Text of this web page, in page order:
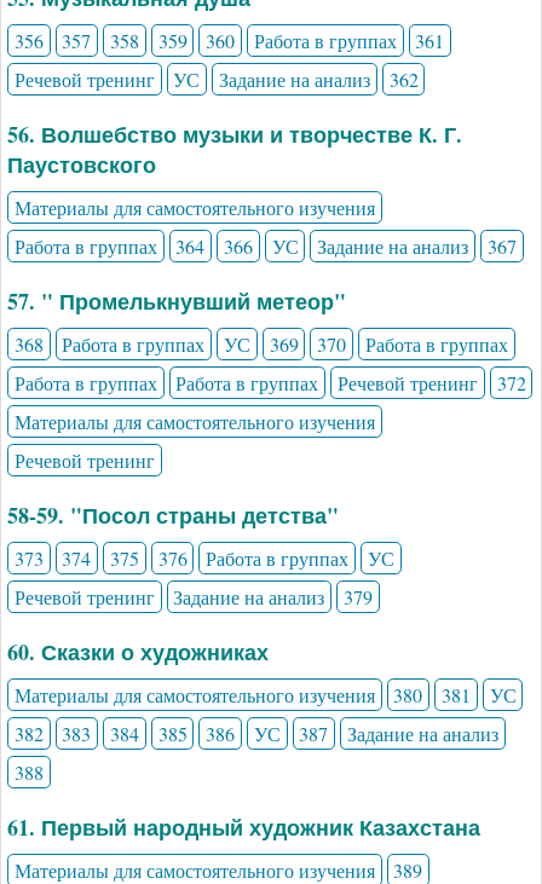
356 357 358 359 360 Работа в группах
361
Речевой тренинг
УС Задание на анализ 362
56. Волшебство музыки и творчестве К. Г.
Паустовского
Материалы для самостоятельного изучения
Работа в группах
364 366 УС Задание на анализ 367
57. " Промелькнувший метеор"
368 Работа в группах УС 369 370
Работа в группах
Работа в группах
Работа в группах Речевой тренинг
372
Материалы для самостоятельного изучения
Речевой тренинг
58-59. "Посол страны детства"
373 374 375 376 Работа в группах
УС
Речевой тренинг
Задание на анализ 379
60. Сказки о художниках
Материалы для самостоятельного изучения 380 381
УС
382
383 384 385 386 УС 387
Задание на анализ
388
61. Первый народный художник Казахстана
Материалы для самостоятельного изучения 389